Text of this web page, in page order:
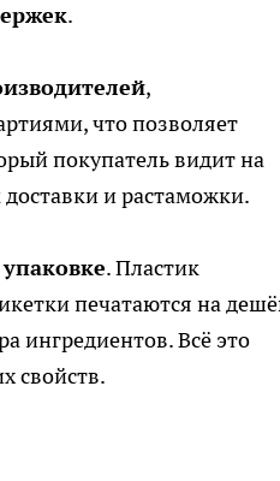
.
,
что позволяет
покупатель видит на
доставки и растаможки.
. Пластик
печатаются на
ингредиентов. Всё это
свойств.